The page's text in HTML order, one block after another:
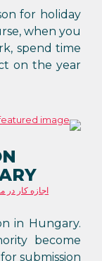
for holiday
when you
spend time
on the year
اجازه کار در
in Hungary.
become
submission